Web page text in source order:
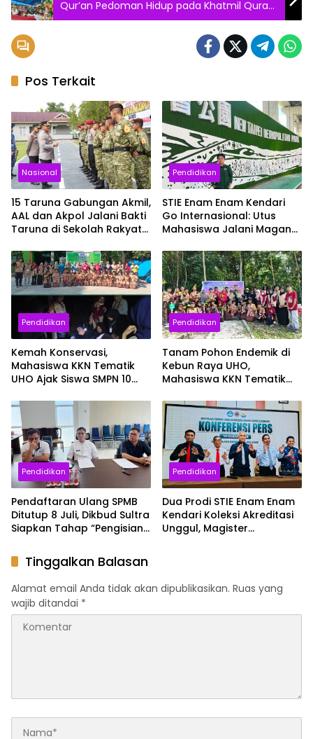
Qur’an Pedoman Hidup pada Khatmil Quran
Mawasangka
Pos Terkait
Nasional
15 Taruna Gabungan Akmil,
AAL dan Akpol Jalani Bakti
Taruna di Sekolah Rakyat
Pendidikan
STIE Enam Enam Kendari
Go Internasional: Utus
Mahasiswa Jalani Magang
Pendidikan
Kemah Konservasi,
Mahasiswa KKN Tematik
UHO Ajak Siswa SMPN 10
Keanekaragaman Satwa
Liar di Kebun Raya
Pendidikan
Tanam Pohon Endemik di
Kebun Raya UHO,
Mahasiswa KKN Tematik
Gaungkan Semangat
Konservasi
Pendidikan
Pendaftaran Ulang SPMB
Ditutup 8 Juli, Dikbud Sultra
Siapkan Tahap “Pengisian
yang Kurang Siswa
Pendidikan
Dua Prodi STIE Enam Enam
Kendari Koleksi Akreditasi
Unggul, Magister
Tinggalkan Balasan
Alamat email Anda tidak akan dipublikasikan. Ruas yang
wajib ditandai *